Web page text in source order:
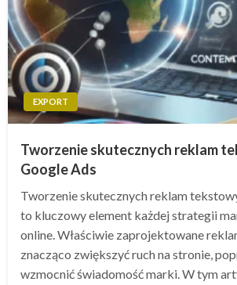
EXPORT
Tworzenie skutecznych reklam
Google Ads
Tworzenie skutecznych reklam
to kluczowy element każdej strategii
online. Właściwie zaprojektowane
znacząco zwiększyć ruch na stronie,
wzmocnić świadomość marki. W tym